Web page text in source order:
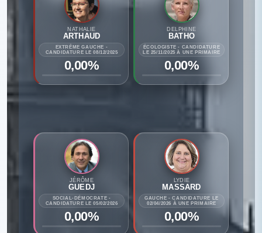
NATHALIE
ARTHAUD
EXTRÊME GAUCHE -
CANDIDATURE LE 08/12/2025
0,00%
DELPHINE
BATHO
ÉCOLOGISTE - CANDIDATURE
LE 25/11/2025 À UNE PRIMAIRE
0,00%
JÉRÔME
GUEDJ
SOCIAL-DÉMOCRATE -
CANDIDATURE LE 05/02/2026
0,00%
LYDIE
MASSARD
GAUCHE - CANDIDATURE LE
02/04/2026 À UNE PRIMAIRE
0,00%